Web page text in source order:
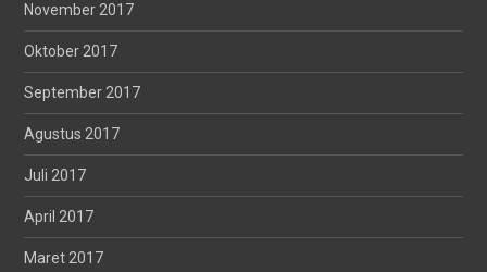
November 2017
Oktober 2017
September 2017
Agustus 2017
Juli 2017
April 2017
Maret 2017